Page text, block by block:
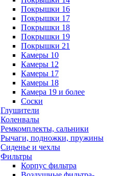
Покрышки 16
Покрышки 17
Покрышки 18
Покрышки 19
Покрышки 21
Камеры 10
Камеры 12
Камеры 17
Камеры 18
Камера 19 и более
Соски
Глушители
Коленвалы
Ремкомплекты, сальники
Рычаги, подножки, пружины
Сиденье и чехлы
Фильтры
Корпус фильтра